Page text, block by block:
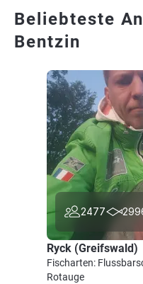
Beliebteste
Bentzin
2477
Ryck (Greifswald)
Fischarten:
Rotauge